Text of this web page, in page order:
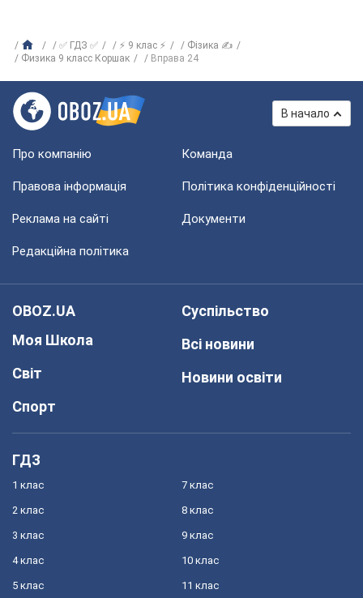
✅ ГДЗ ✅ ⚡ 9 клас ⚡
Фізика ✍
Физика 9 класс Коршак
Вправа 24
В начало
Про компанію Команда
Правова інформація Політика конфіденційності
Реклама на сайті Документи
Редакційна політика
OBOZ.UA
Моя Школа
Світ
Спорт
Суспільство
Всі новини
Новини освіти
ГДЗ
1 клас
2 клас
3 клас
4 клас
5 клас
7 клас
8 клас
9 клас
10 клас
11 клас